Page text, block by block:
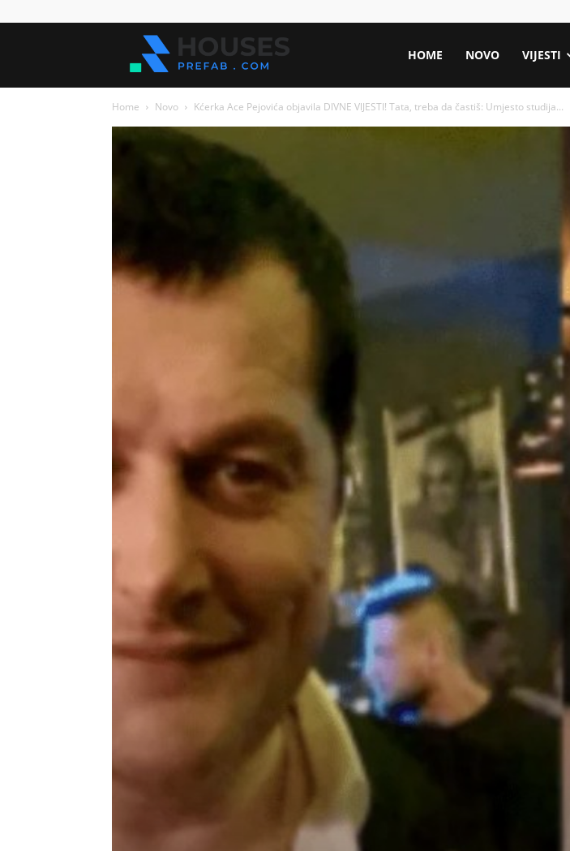
HOME NOVO VIJESTI
Home Novo Kćerka Ace Pejovića objavila DlVNE VlJESTI! Tata, treba da častiš: Umjesto studija...